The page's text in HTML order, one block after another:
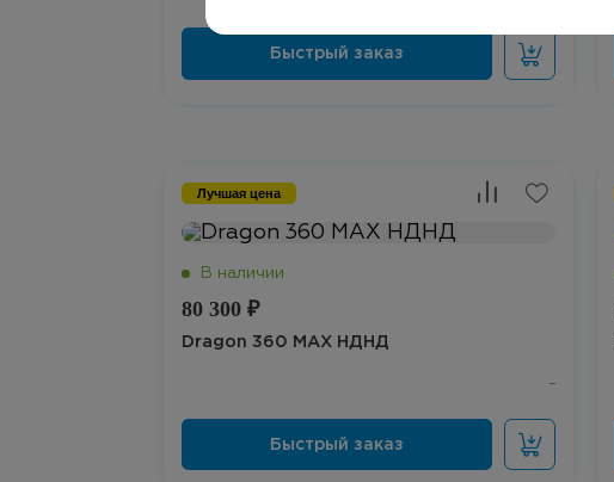
Лучшая цена
80 300 ₽
Dragon 360 MAX НДНД